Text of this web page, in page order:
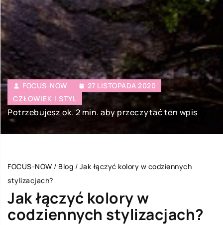
FOCUS-NOW
27 LISTOPADA 2020
CZŁOWIEK I STYL
Potrzebujesz ok. 2 min. aby przeczytać ten wpis
FOCUS-NOW / Blog / Jak łączyć kolory w codziennych
stylizacjach?
Jak łączyć kolory w
codziennych stylizacjach?